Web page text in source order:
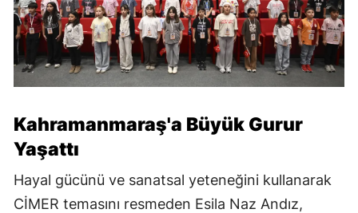
Kahramanmaraş'a Büyük Gurur
Yaşattı
Hayal gücünü ve sanatsal yeteneğini kullanarak
CİMER temasını resmeden Esila Naz Andız,